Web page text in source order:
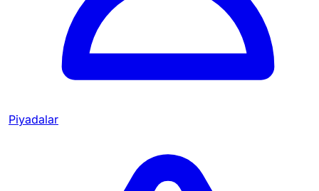
Piyadalar